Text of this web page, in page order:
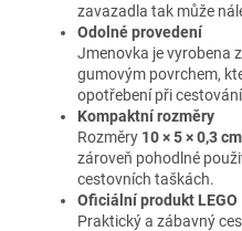
zavazadla tak může
Odolné provedení
Jmenovka je vyrobena
gumovým povrchem,
opotřebení při
Kompaktní rozměry
Rozměry 10 × 5 × 0,3 cm
zároveň pohodlné
cestovních taškách.
Oficiální produkt LEGO
Praktický a zábavný